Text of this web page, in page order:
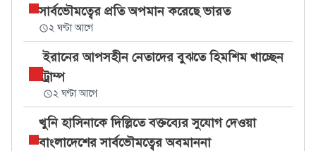
সার্বভৌমত্বের প্রতি অপমান করেছে ভারত
২ ঘণ্টা আগে
ইরানের আপসহীন নেতাদের বুঝতে হিমশিম খাচ্ছেন
ট্রাম্প
২ ঘণ্টা আগে
খুনি হাসিনাকে দিল্লিতে বক্তব্যের সুযোগ দেওয়া
বাংলাদেশের সার্বভৌমত্বের অবমাননা